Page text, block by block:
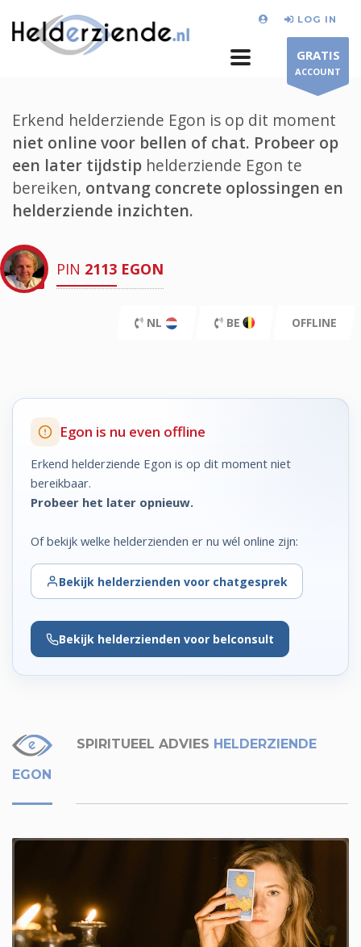
LOG IN
GRATIS
ACCOUNT
Erkend helderziende Egon is op dit moment
niet online voor bellen of chat. Probeer op
een later tijdstip helderziende Egon te
bereiken, ontvang concrete oplossingen en
helderziende inzichten.
PIN 2113 EGON
NL BE OFFLINE
Egon is nu even offline
Erkend helderziende Egon is op dit moment niet
bereikbaar.
Probeer het later opnieuw.
Of bekijk welke helderzienden er nu wél online zijn:
Bekijk helderzienden voor chatgesprek
Bekijk helderzienden voor belconsult
SPIRITUEEL ADVIES HELDERZIENDE
EGON